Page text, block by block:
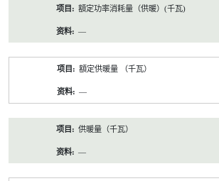
額定功率消耗量（供暖）(千瓦)
—
額定供暖量 （千瓦）
—
供暖量（千瓦）
—